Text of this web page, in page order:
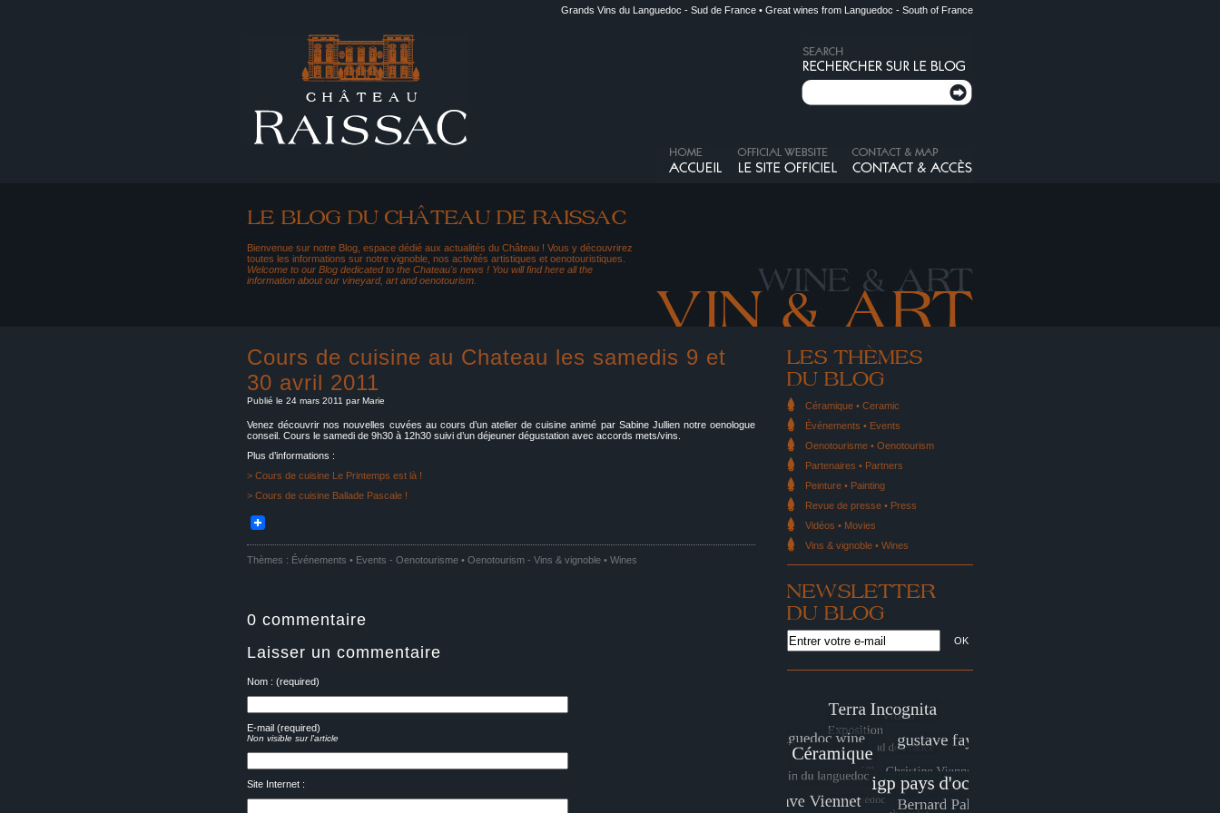
Grands Vins du Languedoc - Sud de France • Great wines from Languedoc - South of France
Bienvenue sur notre Blog, espace dédié aux actualités du Château ! Vous y découvrirez
toutes les informations sur notre vignoble, nos activités artistiques et oenotouristiques.
Welcome to our Blog dedicated to the Chateau's news ! You will find here all the
information about our vineyard, art and oenotourism.
Cours de cuisine au Chateau les samedis 9 et
30 avril 2011
Publié le 24 mars 2011 par Marie
Venez découvrir nos nouvelles cuvées au cours d’un atelier de cuisine animé par Sabine Jullien notre oenologue
conseil. Cours le samedi de 9h30 à 12h30 suivi d’un déjeuner dégustation avec accords mets/vins.
Plus d’informations :
> Cours de cuisine Le Printemps est là !
> Cours de cuisine Ballade Pascale !
Thèmes : Événements • Events - Oenotourisme • Oenotourism - Vins & vignoble • Wines
0 commentaire
Laisser un commentaire
Nom : (required)
E-mail (required)
Non visible sur l'article
Site Internet :
Céramique • Ceramic
Événements • Events
Oenotourisme • Oenotourism
Partenaires • Partners
Peinture • Painting
Revue de presse • Press
Vidéos • Movies
Vins & vignoble • Wines